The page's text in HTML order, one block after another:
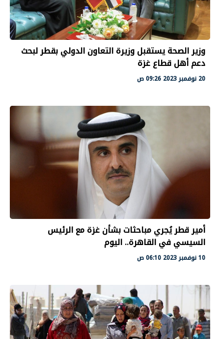
وزير الصحة يستقبل وزيرة التعاون الدولي بقطر لبحث
دعم أهل قطاع غزة
20 نوفمبر 2023 09:26 ص
أمير قطر يُجري مباحثات بشأن غزة مع الرئيس
السيسي في القاهرة.. اليوم
10 نوفمبر 2023 06:10 ص